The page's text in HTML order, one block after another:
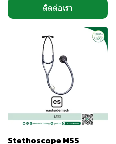
ติดต่อเรา
Stethoscope MSS